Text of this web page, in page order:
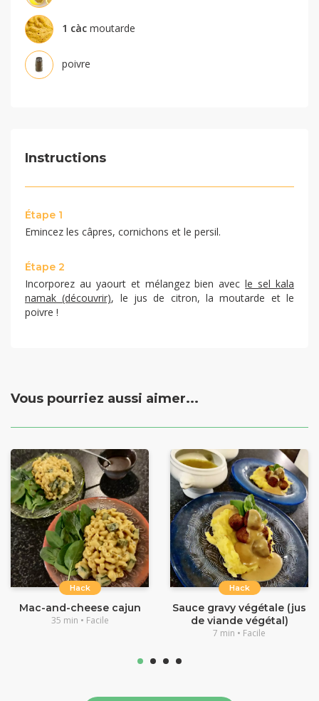
1 càc moutarde
poivre
Instructions
Étape 1
Emincez les câpres, cornichons et le persil.
Étape 2
Incorporez au yaourt et mélangez bien avecle sel kala
namak (découvrir), le jus de citron, la moutarde et le
poivre !
Vous pourriez aussi aimer...
Hack
Mac-and-cheese cajun
35 min • Facile
Hack
Sauce gravy végétale (jus
de viande végétal)
7 min • Facile